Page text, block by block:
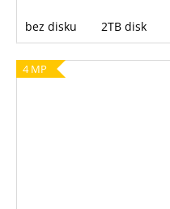
bez disku 2TB disk
4 MP